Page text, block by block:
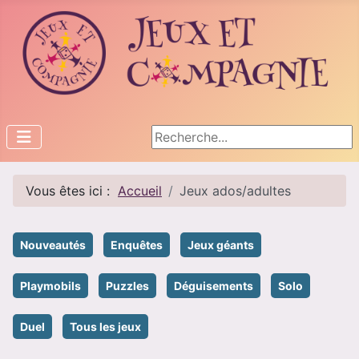
Rechercher
Vous êtes ici : Accueil Jeux ados/adultes
Nouveautés Enquêtes Jeux géants
Playmobils Puzzles Déguisements Solo
Duel Tous les jeux